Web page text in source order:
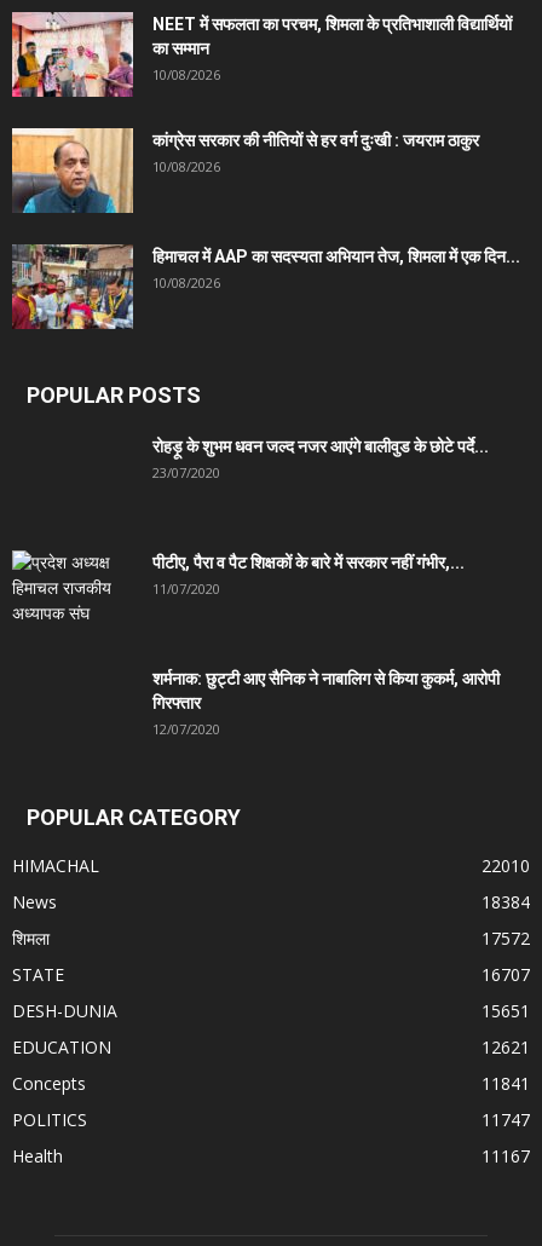
NEET में सफलता का परचम, शिमला के प्रतिभाशाली विद्यार्थियों
का सम्मान
10/08/2026
कांग्रेस सरकार की नीतियों से हर वर्ग दुःखी : जयराम ठाकुर
10/08/2026
हिमाचल में AAP का सदस्यता अभियान तेज, शिमला में एक दिन...
10/08/2026
POPULAR POSTS
रोहड़ू के शुभम धवन जल्द नजर आएंगे बालीवुड के छोटे पर्दे...
23/07/2020
पीटीए, पैरा व पैट शिक्षकों के बारे में सरकार नहीं गंभीर,...
11/07/2020
शर्मनाक: छुट्टी आए सैनिक ने नाबालिग से किया कुकर्म, आरोपी
गिरफ्तार
12/07/2020
POPULAR CATEGORY
HIMACHAL
22010
News
18384
शिमला
17572
STATE
16707
DESH-DUNIA
15651
EDUCATION
12621
Concepts
11841
POLITICS
11747
Health
11167